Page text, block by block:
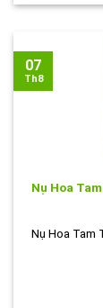
Nụ Hoa
Nụ Hoa Tam
07
Th8